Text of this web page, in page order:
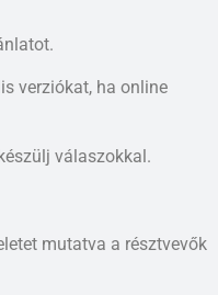
verziókat, ha online
válaszokkal.
mutatva a résztvevők